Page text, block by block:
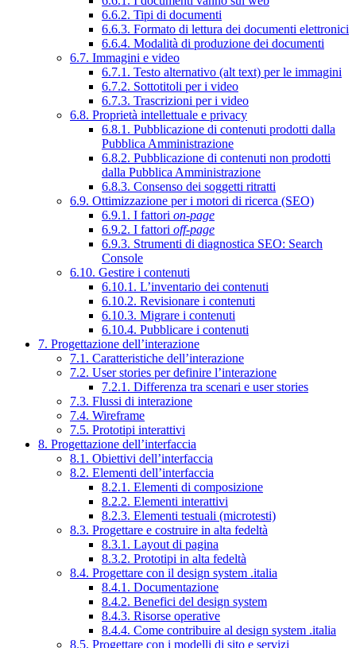
6.6.2. Tipi di documenti
6.6.3. Formato di lettura dei documenti elettronici
6.6.4. Modalità di produzione dei documenti
6.7. Immagini e video
6.7.1. Testo alternativo (alt text) per le immagini
6.7.2. Sottotitoli per i video
6.7.3. Trascrizioni per i video
6.8. Proprietà intellettuale e privacy
6.8.1. Pubblicazione di contenuti prodotti dalla
Pubblica Amministrazione
6.8.2. Pubblicazione di contenuti non prodotti
dalla Pubblica Amministrazione
6.8.3. Consenso dei soggetti ritratti
6.9. Ottimizzazione per i motori di ricerca (SEO)
6.9.1. I fattori on-page
6.9.2. I fattori off-page
6.9.3. Strumenti di diagnostica SEO: Search
Console
6.10. Gestire i contenuti
6.10.1. L’inventario dei contenuti
6.10.2. Revisionare i contenuti
6.10.3. Migrare i contenuti
6.10.4. Pubblicare i contenuti
7. Progettazione dell’interazione
7.1. Caratteristiche dell’interazione
7.2. User stories per definire l’interazione
7.2.1. Differenza tra scenari e user stories
7.3. Flussi di interazione
7.4. Wireframe
7.5. Prototipi interattivi
8. Progettazione dell’interfaccia
8.1. Obiettivi dell’interfaccia
8.2. Elementi dell’interfaccia
8.2.1. Elementi di composizione
8.2.2. Elementi interattivi
8.2.3. Elementi testuali (microtesti)
8.3. Progettare e costruire in alta fedeltà
8.3.1. Layout di pagina
8.3.2. Prototipi in alta fedeltà
8.4. Progettare con il design system .italia
8.4.1. Documentazione
8.4.2. Benefici del design system
8.4.3. Risorse operative
8.4.4. Come contribuire al design system .italia
8.5. Progettare con i modelli di sito e servizi